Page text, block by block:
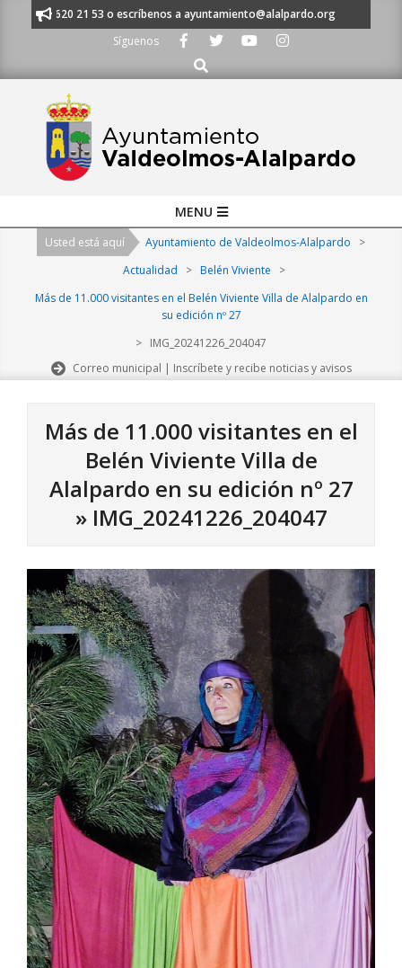
al 91 620 21 53 o escríbenos a ayuntamiento@alalpardo.org
Síguenos
Buscar
Navigation
MENU
Usted está aquí Ayuntamiento de Valdeolmos-Alalpardo
>
Actualidad
> Belén Viviente
>
Más de 11.000 visitantes en el Belén Viviente Villa de Alalpardo en
su edición nº 27
> IMG_20241226_204047
Correo municipal | Inscríbete y recibe noticias y avisos
Más de 11.000 visitantes en el
Belén Viviente Villa de
Alalpardo en su edición nº 27
» IMG_20241226_204047